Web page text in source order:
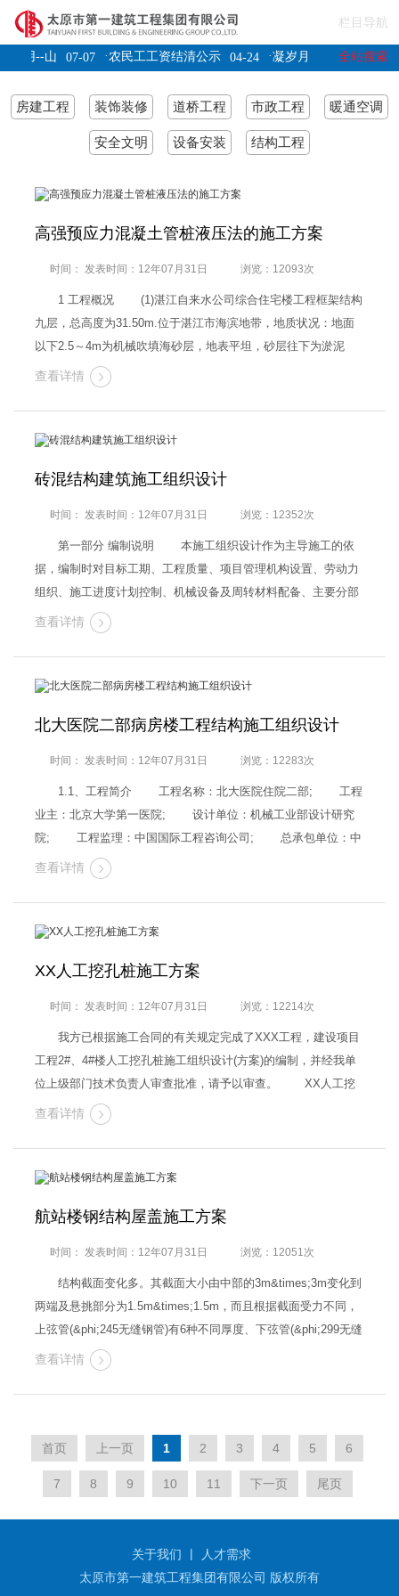
栏目导航
07-07
用--山 04-24
农民工工资结清公示 凝岁月印记聚奋进力量
全站搜索
房建工程 装饰装修 道桥工程 市政工程 暖通空调
安全文明 设备安装 结构工程
高强预应力混凝土管桩液压法的施工方案
时间： 发表时间：12年07月31日 浏览：12093次
1 工程概况 (1)湛江自来水公司综合住宅楼工程框架结构
九层，总高度为31.50m.位于湛江市海滨地带，地质状况：地面
以下2.5～4m为机械吹填海砂层，地表平坦，砂层往下为淤泥
层，属冲刷和淤泥环境沉积类型。第四纪软土厚度较大，特别是
沉积湛江组层…
查看详情
砖混结构建筑施工组织设计
时间： 发表时间：12年07月31日 浏览：12352次
第一部分 编制说明 本施工组织设计作为主导施工的依
据，编制时对目标工期、工程质量、项目管理机构设置、劳动力
组织、施工进度计划控制、机械设备及周转材料配备、主要分部
分项工程施工方法、安全保证措施、文明施工及环境保护措施、
性。 …
查看详情
北大医院二部病房楼工程结构施工组织设计
时间： 发表时间：12年07月31日 浏览：12283次
1.1、工程简介 工程名称：北大医院住院二部; 工程
业主：北京大学第一医院; 设计单位：机械工业部设计研究
院; 工程监理：中国国际工程咨询公司; 总承包单位：中
建一局四公司; 地理位置：北大医院住院二部工程，位于北
查看详情
XX人工挖孔桩施工方案
时间： 发表时间：12年07月31日 浏览：12214次
我方已根据施工合同的有关规定完成了XXX工程，建设项目
工程2#、4#楼人工挖孔桩施工组织设计(方案)的编制，并经我单
位上级部门技术负责人审查批准，请予以审查。 XX人工挖
孔桩施工方案.doc <!--内容关联投票-->
查看详情
航站楼钢结构屋盖施工方案
时间： 发表时间：12年07月31日 浏览：12051次
结构截面变化多。其截面大小由中部的3m&times;3m变化到
两端及悬挑部分为1.5m&times;1.5m，而且根据截面受力不同，
上弦管(&phi;245无缝钢管)有6种不同厚度、下弦管(&phi;299无缝
钢管)有5种不同厚度变化。 节点设计复杂，桁度要求高，拼
为相贯焊接…
查看详情
首页 上一页 1 2 3 4 5 6
7 8 9 10 11 下一页 尾页
关于我们 |
人才需求
太原市第一建筑工程集团有限公司 版权所有